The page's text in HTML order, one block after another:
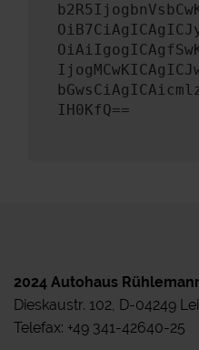
IH0KfQ==
2024 Autohaus
Dieskaustr. 102, D-04249
Telefax: +49 341-42640-25